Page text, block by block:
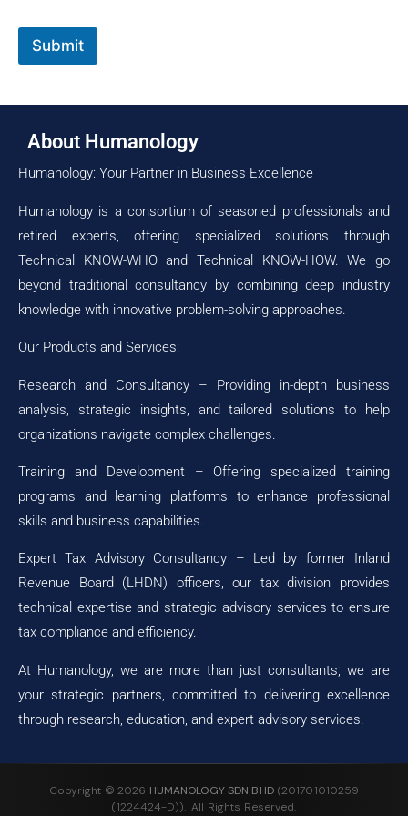
e
a
e
W
e
i
a
e
Submit
About Humanology
Humanology: Your Partner in Business Excellence
Humanology is a consortium of seasoned professionals and
retired experts, offering specialized solutions through
Technical KNOW-WHO and Technical KNOW-HOW. We go
beyond traditional consultancy by combining deep industry
knowledge with innovative problem-solving approaches.
Our Products and Services:
Research and Consultancy – Providing in-depth business
analysis, strategic insights, and tailored solutions to help
organizations navigate complex challenges.
Training and Development – Offering specialized training
programs and learning platforms to enhance professional
skills and business capabilities.
Expert Tax Advisory Consultancy – Led by former Inland
Revenue Board (LHDN) officers, our tax division provides
technical expertise and strategic advisory services to ensure
tax compliance and efficiency.
At Humanology, we are more than just consultants; we are
your strategic partners, committed to delivering excellence
through research, education, and expert advisory services.
Copyright © 2026 HUMANOLOGY SDN BHD(201701010259
(1224424-D)). All Rights Reserved.